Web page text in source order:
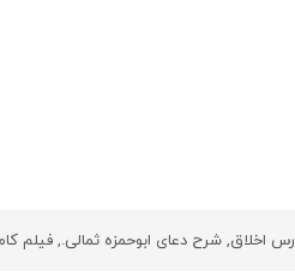
اخلاق,شرح دعای ابوحمزه ثمالی.,فیلم